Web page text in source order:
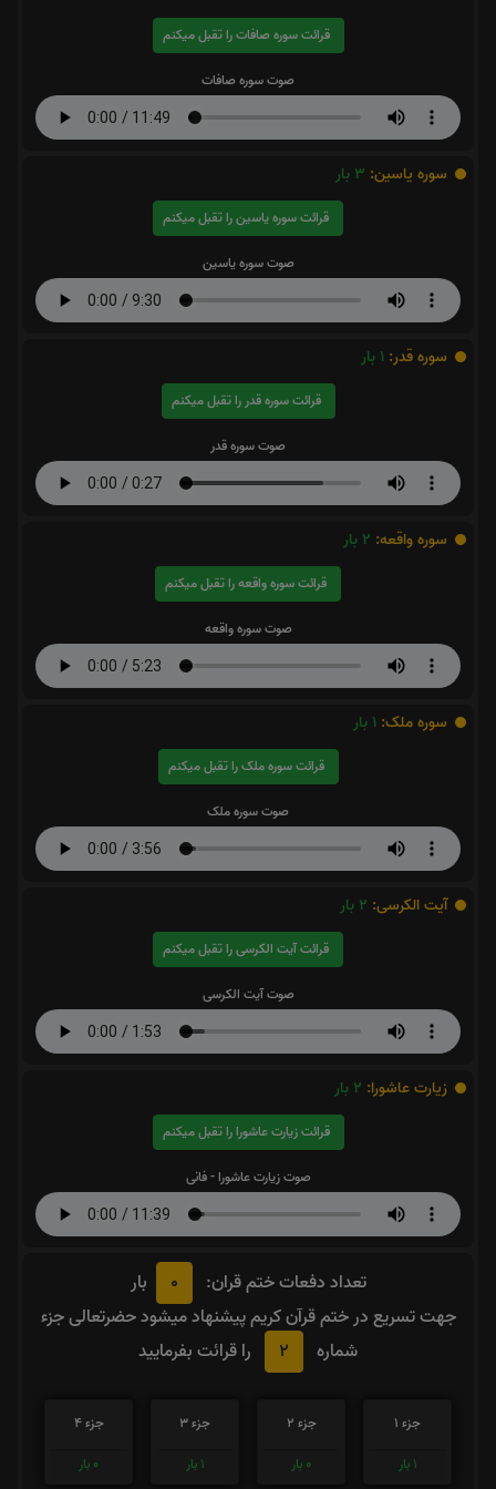
قرائت سوره صافات را تقبل میکنم
صوت سوره صافات
سوره یاسین: 3 بار
قرائت سوره یاسین را تقبل میکنم
صوت سوره یاسین
سوره قدر: 1 بار
قرائت سوره قدر را تقبل میکنم
صوت سوره قدر
سوره واقعه: 2 بار
قرائت سوره واقعه را تقبل میکنم
صوت سوره واقعه
سوره ملک: 1 بار
قرائت سوره ملک را تقبل میکنم
صوت سوره ملک
آیت الکرسی: 2 بار
قرائت آیت الکرسی را تقبل میکنم
صوت آیت الکرسی
زیارت عاشورا: 2 بار
قرائت زیارت عاشورا را تقبل میکنم
صوت زیارت عاشورا - فانی
تعداد دفعات ختم قران: 0
بار
جهت تسریع در ختم قرآن کریم پیشنهاد میشود حضرتعالی جزء
شماره
2 را قرائت بفرمایید
جزء 1
1 بار
جزء 2
0 بار
جزء 3
1 بار
جزء 4
0 بار